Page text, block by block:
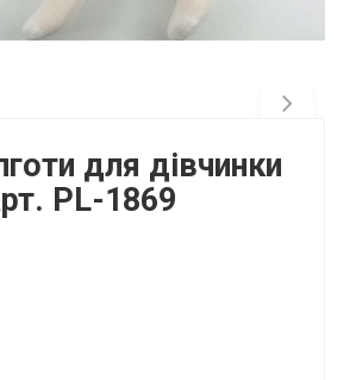
для дівчинки
PL-1869